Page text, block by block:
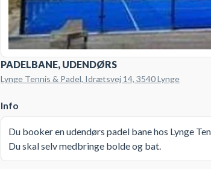
PADELBANE, UDENDØRS
Lynge Tennis & Padel, Idrætsvej 14, 3540 Lynge
Info
Du booker en udendørs padel bane hos Lynge
Du skal selv medbringe bolde og bat.